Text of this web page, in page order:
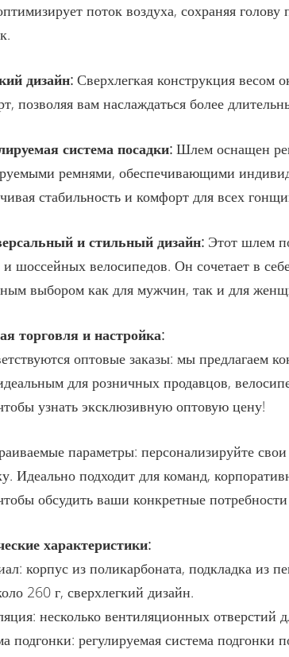
поток воздуха, сохраняя
дизайн:Сверхлегкая конструкция весом
позволяя вам наслаждаться более
система посадки: Шлем оснащен
ремнями, обеспечивающими
стабильность и комфорт для всех
и стильный дизайн:Этот шлем
и шоссейных велосипедов. Он сочетает в
выбором как для мужчин, так и для
торговля и настройка:
оптовые заказы: мы предлагаем
для розничных продавцов,
узнать эксклюзивную оптовую цену!
параметры: персонализируйте
Идеально подходит для команд,
обсудить ваши конкретные
характеристики:
корпус из поликарбоната, подкладка из
260 г, сверхлегкий дизайн.
несколько вентиляционных отверстий
подгонки: регулируемая система подгонки